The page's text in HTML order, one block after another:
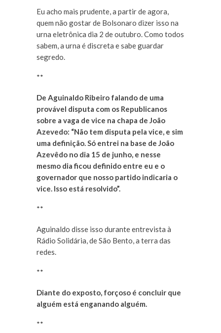
Eu acho mais prudente, a partir de agora,
quem não gostar de Bolsonaro dizer isso na
urna eletrônica dia 2 de outubro. Como todos
sabem, a urna é discreta e sabe guardar
segredo.
**
De Aguinaldo Ribeiro falando de uma
provável disputa com os Republicanos
sobre a vaga de vice na chapa de João
Azevedo: “Não tem disputa pela vice, e sim
uma definição. Só entrei na base de João
Azevêdo no dia 15 de junho, e nesse
mesmo dia ficou definido entre eu e o
governador que nosso partido indicaria o
vice. Isso está resolvido”.
**
Aguinaldo disse isso durante entrevista à
Rádio Solidária, de São Bento, a terra das
redes.
**
Diante do exposto, forçoso é concluir que
alguém está enganando alguém.
**